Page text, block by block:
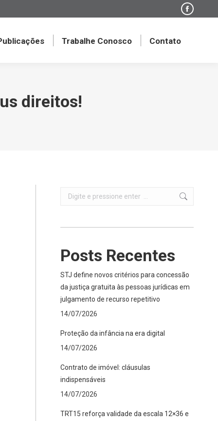
Trabalhe Conosco Contato
direitos!
Search:
Posts Recentes
STJ define novos critérios para concessão
da justiça gratuita às pessoas jurídicas em
julgamento de recurso repetitivo
14/07/2026
Proteção da infância na era digital
14/07/2026
Contrato de imóvel: cláusulas
indispensáveis
14/07/2026
TRT15 reforça validade da escala 12×36 e